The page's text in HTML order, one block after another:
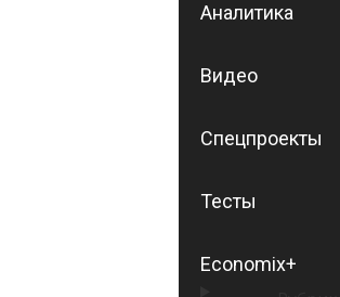
Аналитика
Видео
Спецпроекты
Тесты
Economix+